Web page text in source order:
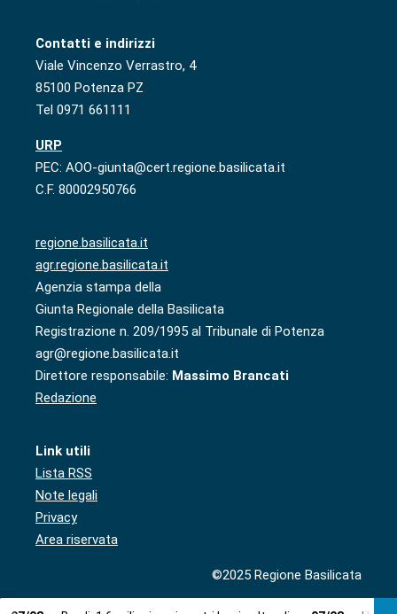
Contatti e indirizzi
Viale Vincenzo Verrastro, 4
85100 Potenza PZ
Tel 0971 661111
URP
PEC: AOO-giunta@cert.regione.basilicata.it
C.F. 80002950766
regione.basilicata.it
agr.regione.basilicata.it
Agenzia stampa della
Giunta Regionale della Basilicata
Registrazione n. 209/1995 al Tribunale di Potenza
agr@regione.basilicata.it
Direttore responsabile: Massimo Brancati
Redazione
Link utili
Lista RSS
Note legali
Privacy
Area riservata
©2025 Regione Basilicata